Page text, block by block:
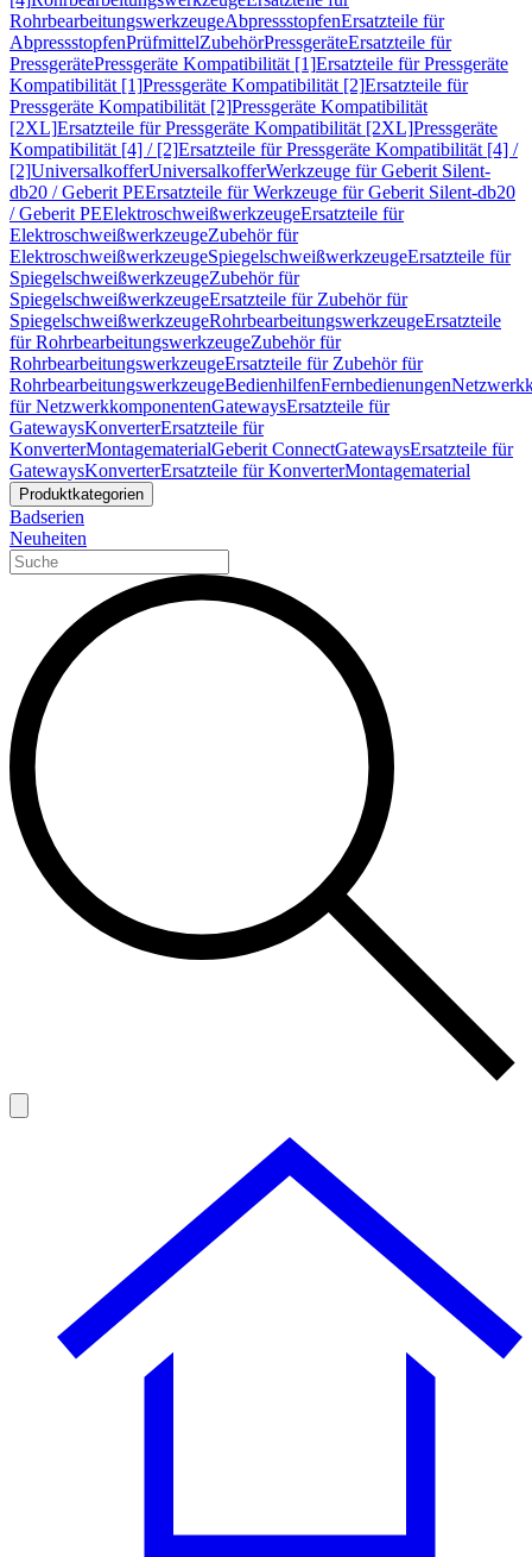
RohrbearbeitungswerkzeugeAbpressstopfenErsatzteile für
AbpressstopfenPrüfmittelZubehörPressgeräteErsatzteile für
PressgerätePressgeräte Kompatibilität [1]Ersatzteile für Pressgeräte
Kompatibilität [1]Pressgeräte Kompatibilität [2]Ersatzteile für
Pressgeräte Kompatibilität [2]Pressgeräte Kompatibilität
[2XL]Ersatzteile für Pressgeräte Kompatibilität [2XL]Pressgeräte
Kompatibilität [4] / [2]Ersatzteile für Pressgeräte Kompatibilität [4] /
[2]UniversalkofferUniversalkofferWerkzeuge für Geberit Silent-
db20 / Geberit PEErsatzteile für Werkzeuge für Geberit Silent-db20
/ Geberit PEElektroschweißwerkzeugeErsatzteile für
ElektroschweißwerkzeugeZubehör für
ElektroschweißwerkzeugeSpiegelschweißwerkzeugeErsatzteile für
SpiegelschweißwerkzeugeZubehör für
SpiegelschweißwerkzeugeErsatzteile für Zubehör für
SpiegelschweißwerkzeugeRohrbearbeitungswerkzeugeErsatzteile
für RohrbearbeitungswerkzeugeZubehör für
RohrbearbeitungswerkzeugeErsatzteile für Zubehör für
RohrbearbeitungswerkzeugeBedienhilfenFernbedienungen
für NetzwerkkomponentenGatewaysErsatzteile für
GatewaysKonverterErsatzteile für
KonverterMontagematerialGeberit ConnectGatewaysErsatzteile für
GatewaysKonverterErsatzteile für KonverterMontagematerial
Produktkategorien
Badserien
Neuheiten